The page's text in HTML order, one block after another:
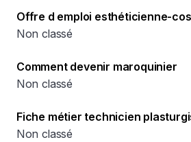
Offre d emploi esthéticienne-
Non classé
Comment devenir maroquinier
Non classé
Fiche métier technicien
Non classé